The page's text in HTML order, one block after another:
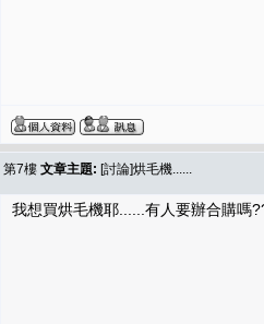
第7樓 文章主題: [討論]烘毛機......
我想買烘毛機耶......有人要辦合購嗎